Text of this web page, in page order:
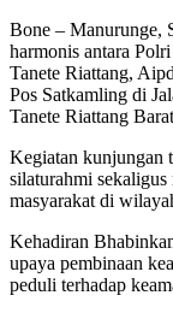
Bone – Manurunge,
harmonis antara
Tanete Riattang,
Pos Satkamling di
Tanete Riattang
Kegiatan kunjungan
silaturahmi
masyarakat di
Kehadiran
upaya pembinaan
peduli terhadap